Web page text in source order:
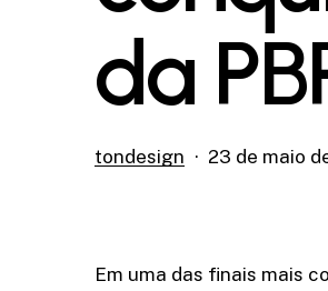
da
tondesign 23 de maio
Em uma das finais mais